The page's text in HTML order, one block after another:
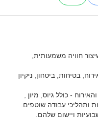
חוויה משמעותית,
בטיחות, ביטחון, ניקיון
- כולל גיוס, מיון ,
ותהליכי עבודה שוטפים.
ויישום שלהם.